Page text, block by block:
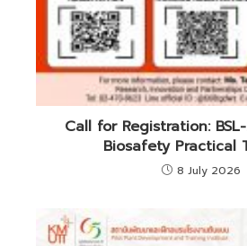
Call for Registration:
Biosafety Practical
8 July 2026